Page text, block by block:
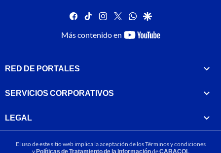
facebook
tiktok instagram
twitterwhatsapp
google
Más contenido en
youtube-
RED DE PORTALES
SERVICIOS CORPORATIVOS
LEGAL
El uso de este sitio web implica la aceptación de losTérminos y condiciones
yPolíticas de Tratamiento de la InformacióndeCARACOL